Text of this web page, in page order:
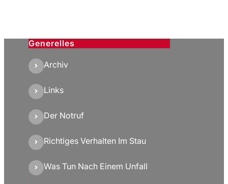
Generelles
Archiv
Links
Der Notruf
Richtiges Verhalten Im Stau
Was Tun Nach Einem Unfall